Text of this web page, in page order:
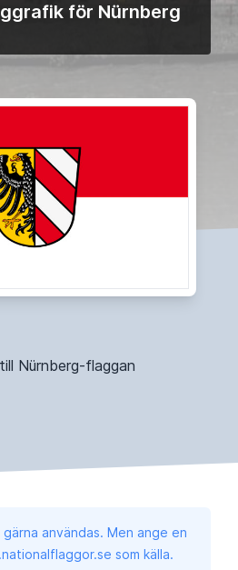
för Nürnberg
Nürnberg-flaggan
användas. Men ange en
som källa.